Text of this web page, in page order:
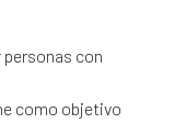
con
como objetivo